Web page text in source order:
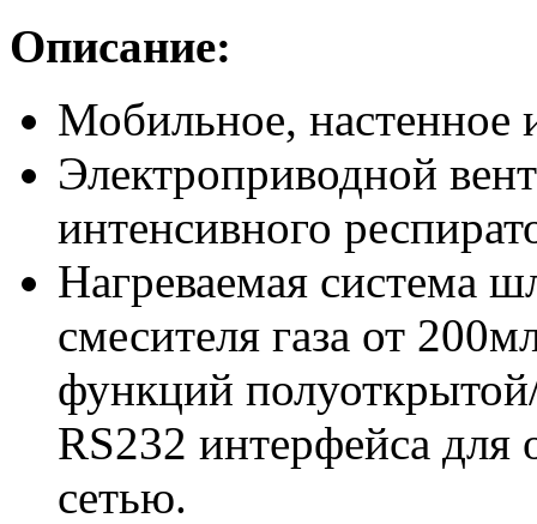
Описание:
Мобильное, настенное
Электроприводной
интенсивного
Нагреваемая система
смесителя газа от
функций
RS232 интерфейса
сетью.